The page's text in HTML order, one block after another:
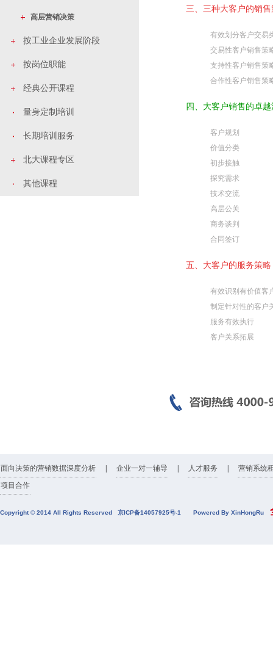
高层营销决策
按工业企业发展阶段
按岗位职能
经典公开课程
量身定制培训
长期培训服务
北大课程专区
其他课程
三、三种大客户的销售
有效划分客户交易
交易性客户销售策
支持性客户销售策
合作性客户销售策
四、大客户销售的卓
客户规划
价值分类
初步接触
探究需求
技术交流
高层公关
商务谈判
合同签订
五、大客户的服务策略
有效识别有价值客
制定针对性的客户
服务有效执行
客户关系拓展
面向决策的营销数据深度分析 企业一对一辅导 人才服务
营销系统
项目合作
Copyright © 2014 All Rights Reserved 京ICP备14057925号-1 Powered By XinHongRu